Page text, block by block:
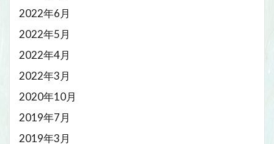
2022年6月
2022年5月
2022年4月
2022年3月
2020年10月
2019年7月
2019年3月